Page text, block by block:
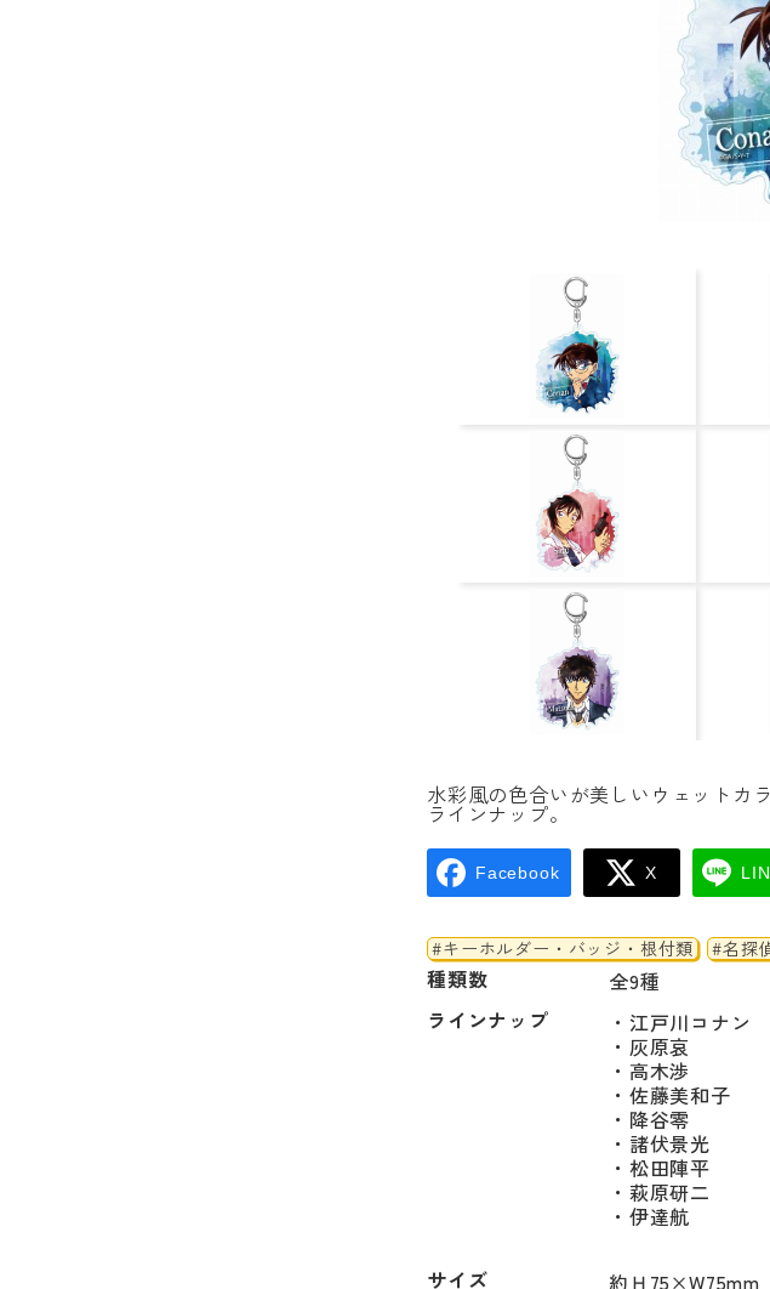
水彩風の色合いが美しいウェットカ
ラインナップ。
Facebook X
#キーホルダー・バッジ・根付類 #名探
種類数
全9種
ラインナップ
・江戸川コナン
・灰原哀
・高木渉
・佐藤美和子
・降谷零
・諸伏景光
・松田陣平
・萩原研二
・伊達航
サイズ
約Ｈ75×W75mm